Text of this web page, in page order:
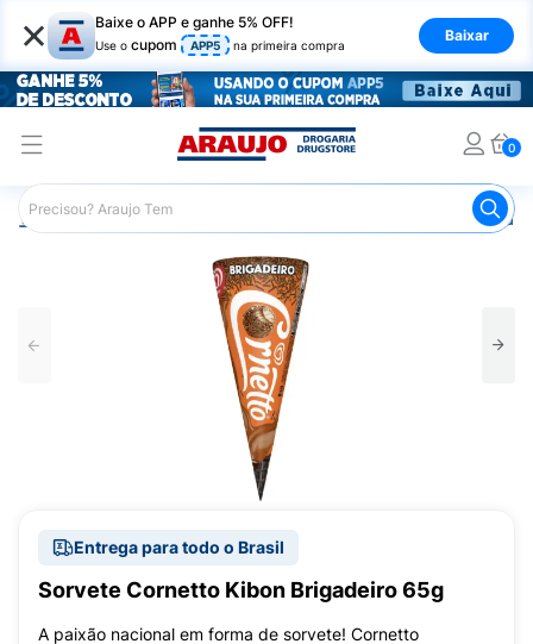
× Baixe o APP e ganhe 5% OFF!
Use o cupom APP5 na primeira compra
Baixar
0
Araujo Mercado Alimentos Congelados e de Geladeira
Entrega para todo o Brasil
Sorvete Cornetto Kibon Brigadeiro 65g
A paixão nacional em forma de sorvete! Cornetto